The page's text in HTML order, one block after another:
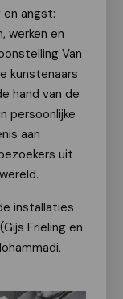
angst:
werken en
Van
kunstenaars
hand van de
persoonlijke
aan
uit
installaties
Frieling en